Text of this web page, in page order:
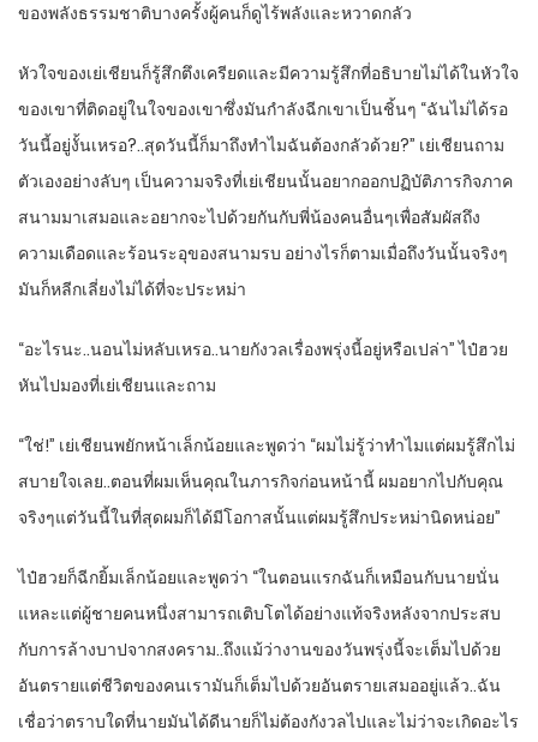
ของพลังธรรมชาติบางครั้งผู้คนก็ดูไร้พลังและหวาดกลัว
หัวใจของเย่เชียนก็รู้สึกตึงเครียดและมีความรู้สึกที่อธิบายไม่ได้ในหัวใจ
ของเขาที่ติดอยู่ในใจของเขาซึ่งมันกำลังฉีกเขาเป็นชิ้นๆ “ฉันไม่ได้รอ
วันนี้อยู่งั้นเหรอ?..สุดวันนี้ก็มาถึงทำไมฉันต้องกลัวด้วย?” เย่เชียนถาม
ตัวเองอย่างลับๆ เป็นความจริงที่เย่เชียนนั้นอยากออกปฏิบัติภารกิจภาค
สนามมาเสมอและอยากจะไปด้วยกันกับพี่น้องคนอื่นๆเพื่อสัมผัสถึง
ความเดือดและร้อนระอุของสนามรบ อย่างไรก็ตามเมื่อถึงวันนั้นจริงๆ
มันก็หลีกเลี่ยงไม่ได้ที่จะประหม่า
“อะไรนะ..นอนไม่หลับเหรอ..นายกังวลเรื่องพรุ่งนี้อยู่หรือเปล่า” ไป๋ฮวย
หันไปมองที่เย่เชียนและถาม
“ใช่!” เย่เชียนพยักหน้าเล็กน้อยและพูดว่า “ผมไม่รู้ว่าทำไมแต่ผมรู้สึกไม่
สบายใจเลย..ตอนที่ผมเห็นคุณในภารกิจก่อนหน้านี้ ผมอยากไปกับคุณ
จริงๆแต่วันนี้ในที่สุดผมก็ได้มีโอกาสนั้นแต่ผมรู้สึกประหม่านิดหน่อย”
ไป๋ฮวยก็ฉีกยิ้มเล็กน้อยและพูดว่า “ในตอนแรกฉันก็เหมือนกับนายนั่น
แหละแต่ผู้ชายคนหนึ่งสามารถเติบโตได้อย่างแท้จริงหลังจากประสบ
กับการล้างบาปจากสงคราม..ถึงแม้ว่างานของวันพรุ่งนี้จะเต็มไปด้วย
อันตรายแต่ชีวิตของคนเรามันก็เต็มไปด้วยอันตรายเสมออยู่แล้ว..ฉัน
เชื่อว่าตราบใดที่นายมันได้ดีนายก็ไม่ต้องกังวลไปและไม่ว่าจะเกิดอะไร